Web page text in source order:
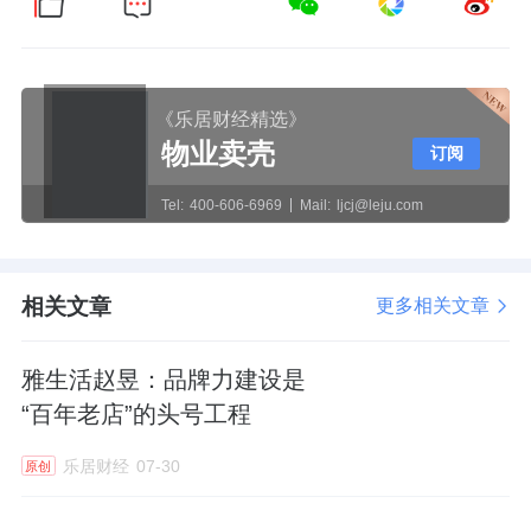
《乐居财经精选》
物业卖壳
Tel: 400-606-6969 Mail: ljcj@leju.com
订阅
相关文章 更多相关文章
雅生活赵昱：品牌力建设是
“百年老店”的头号工程
原创 乐居财经 07-30